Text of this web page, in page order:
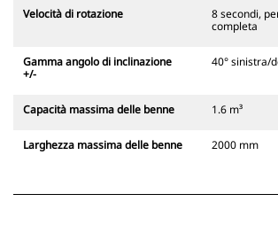
Velocità di rotazione
8 secondi,
completa
Gamma angolo di inclinazione
+/-
40° sinistra/
Capacità massima delle benne 1.6 m³
Larghezza massima delle benne 2000 mm